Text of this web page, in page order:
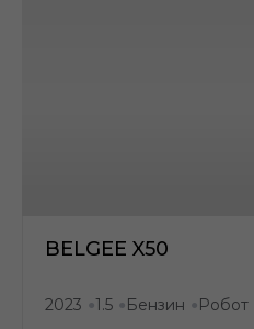
BELGEE X50
2023 ●1.5 ● Бензин ● Робот